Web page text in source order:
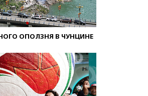
ОПОЛЗНЯ В ЧУНЦИНЕ